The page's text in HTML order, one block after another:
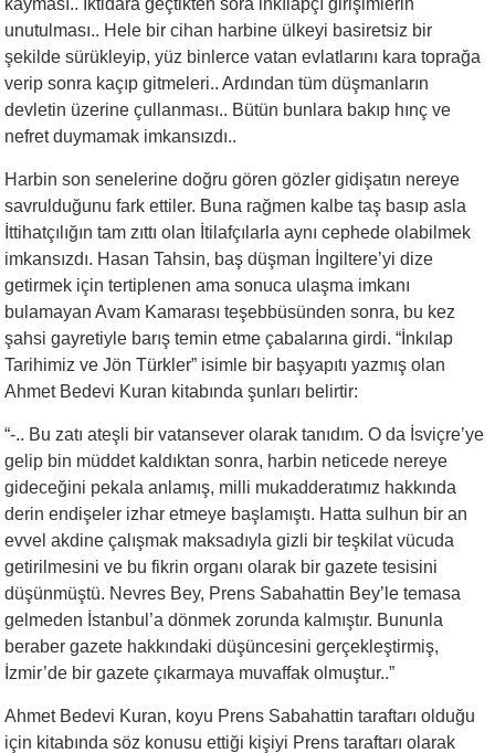
kayması.. İktidara geçtikten sora inkılapçı girişimlerin
unutulması.. Hele bir cihan harbine ülkeyi basiretsiz bir
şekilde sürükleyip, yüz binlerce vatan evlatlarını kara toprağa
verip sonra kaçıp gitmeleri.. Ardından tüm düşmanların
devletin üzerine çullanması.. Bütün bunlara bakıp hınç ve
nefret duymamak imkansızdı..
Harbin son senelerine doğru gören gözler gidişatın nereye
savrulduğunu fark ettiler. Buna rağmen kalbe taş basıp asla
İttihatçılığın tam zıttı olan İtilafçılarla aynı cephede olabilmek
imkansızdı. Hasan Tahsin, baş düşman İngiltere’yi dize
getirmek için tertiplenen ama sonuca ulaşma imkanı
bulamayan Avam Kamarası teşebbüsünden sonra, bu kez
şahsi gayretiyle barış temin etme çabalarına girdi. “İnkılap
Tarihimiz ve Jön Türkler” isimle bir başyapıtı yazmış olan
Ahmet Bedevi Kuran kitabında şunları belirtir:
“-.. Bu zatı ateşli bir vatansever olarak tanıdım. O da İsviçre’ye
gelip bin müddet kaldıktan sonra, harbin neticede nereye
gideceğini pekala anlamış, milli mukadderatımız hakkında
derin endişeler izhar etmeye başlamıştı. Hatta sulhun bir an
evvel akdine çalışmak maksadıyla gizli bir teşkilat vücuda
getirilmesini ve bu fikrin organı olarak bir gazete tesisini
düşünmüştü. Nevres Bey, Prens Sabahattin Bey’le temasa
gelmeden İstanbul’a dönmek zorunda kalmıştır. Bununla
beraber gazete hakkındaki düşüncesini gerçekleştirmiş,
İzmir’de bir gazete çıkarmaya muvaffak olmuştur..”
Ahmet Bedevi Kuran, koyu Prens Sabahattin taraftarı olduğu
için kitabında söz konusu ettiği kişiyi Prens taraftarı olarak